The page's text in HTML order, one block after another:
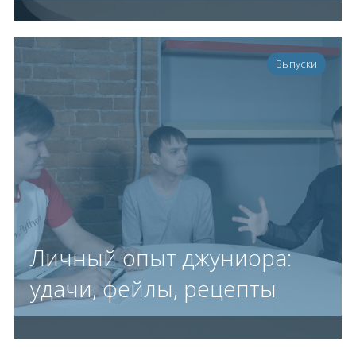
Выпуски
Личный опыт джуниора:
удачи, фейлы, рецепты